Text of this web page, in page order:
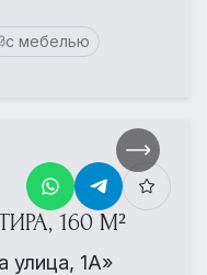
с мебелью
160 М²
улица, 1А»